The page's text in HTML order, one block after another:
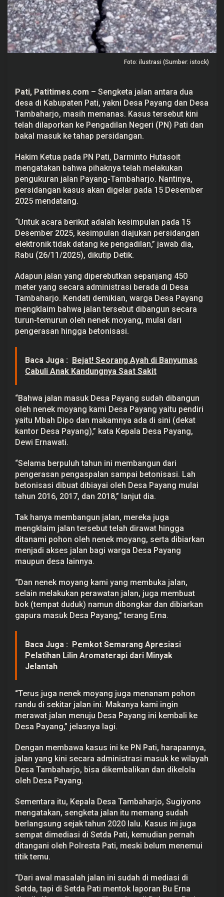
T
a
m
b
a
h
a
s
i
h
B
e
r
l
n
s
u
g
,
P
a
i
S
p
u
k
a
P
e
r
s
a
n
g
Foto: ilustrasi (Sumber: istock)
Pati, Patitimes.com – Sengketa jalan antara dua
desa di Kabupaten Pati, yakni Desa Payang dan Desa
Tambaharjo, masih memanas. Kasus tersebut kini
telah dilaporkan ke Pengadilan Negeri (PN) Pati dan
bakal masuk ke tahap persidangan.
Hakim Ketua pada PN Pati, Darminto Hutasoit
mengatakan bahwa pihaknya telah melakukan
pengukuran jalan Payang-Tambaharjo. Nantinya,
persidangan kasus akan digelar pada 15 Desember
2025 mendatang.
“Untuk acara berikut adalah kesimpulan pada 15
Desember 2025, kesimpulan diajukan persidangan
elektronik tidak datang ke pengadilan,” jawab dia,
Rabu (26/11/2025), dikutip Detik.
Adapun jalan yang diperebutkan sepanjang 450
meter yang secara administrasi berada di Desa
Tambaharjo. Kendati demikian, warga Desa Payang
mengklaim bahwa jalan tersebut dibangun secara
turun-temurun oleh nenek moyang, mulai dari
pengerasan hingga betonisasi.
Baca Juga : Bejat! Seorang Ayah di Banyumas
Cabuli Anak Kandungnya Saat Sakit
“Bahwa jalan masuk Desa Payang sudah dibangun
oleh nenek moyang kami Desa Payang yaitu pendiri
yaitu Mbah Dipo dan makamnya ada di sini (dekat
kantor Desa Payang),” kata Kepala Desa Payang,
Dewi Ernawati.
“Selama berpuluh tahun ini membangun dari
pengerasan pengaspalan sampai betonisasi. Lah
betonisasi dibuat dibiayai oleh Desa Payang mulai
tahun 2016, 2017, dan 2018,” lanjut dia.
Tak hanya membangun jalan, mereka juga
mengklaim jalan tersebut telah dirawat hingga
ditanami pohon oleh nenek moyang, serta dibiarkan
menjadi akses jalan bagi warga Desa Payang
maupun desa lainnya.
“Dan nenek moyang kami yang membuka jalan,
selain melakukan perawatan jalan, juga membuat
bok (tempat duduk) namun dibongkar dan dibiarkan
gapura masuk Desa Payang,” terang Erna.
Baca Juga : Pemkot Semarang Apresiasi
Pelatihan Lilin Aromaterapi dari Minyak
Jelantah
“Terus juga nenek moyang juga menanam pohon
randu di sekitar jalan ini. Makanya kami ingin
merawat jalan menuju Desa Payang ini kembali ke
Desa Payang,” jelasnya lagi.
Dengan membawa kasus ini ke PN Pati, harapannya,
jalan yang kini secara administrasi masuk ke wilayah
Desa Tambaharjo, bisa dikembalikan dan dikelola
oleh Desa Payang.
Sementara itu, Kepala Desa Tambaharjo, Sugiyono
mengatakan, sengketa jalan itu memang sudah
berlangsung sejak tahun 2020 lalu. Kasus ini juga
sempat dimediasi di Setda Pati, kemudian pernah
ditangani oleh Polresta Pati, meski belum menemui
titik temu.
“Dari awal masalah jalan ini sudah di mediasi di
Setda, tapi di Setda Pati mentok laporan Bu Erna